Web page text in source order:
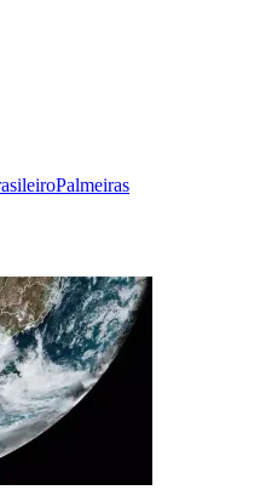
Palmeiras